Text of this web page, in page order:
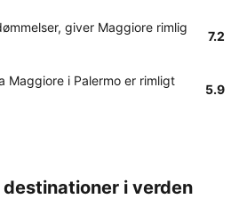
giver Maggiore rimlig
7.2
Maggiore i Palermo er rimligt
5.9
i verden